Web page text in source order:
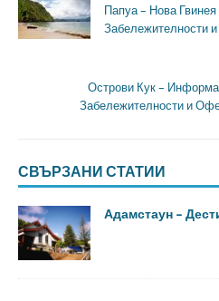
Папуа – Нова
Забележителности
Острови Кук –
Забележителности и
СВЪРЗАНИ СТАТИИ
Адамстаун –